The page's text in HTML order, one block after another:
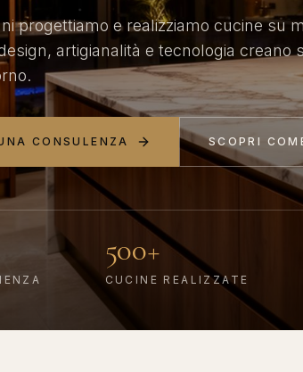
progettiamo e realizziamo cucine su
artigianalità e tecnologia creano
CONSULENZA SCOPRI
500+
CUCINE REALIZZATE